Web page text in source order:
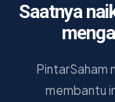
Saatnya
PintarSaham
membantu